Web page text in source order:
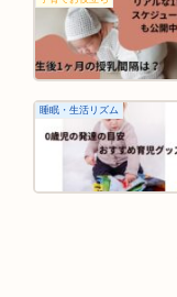
睡眠・生活リズム